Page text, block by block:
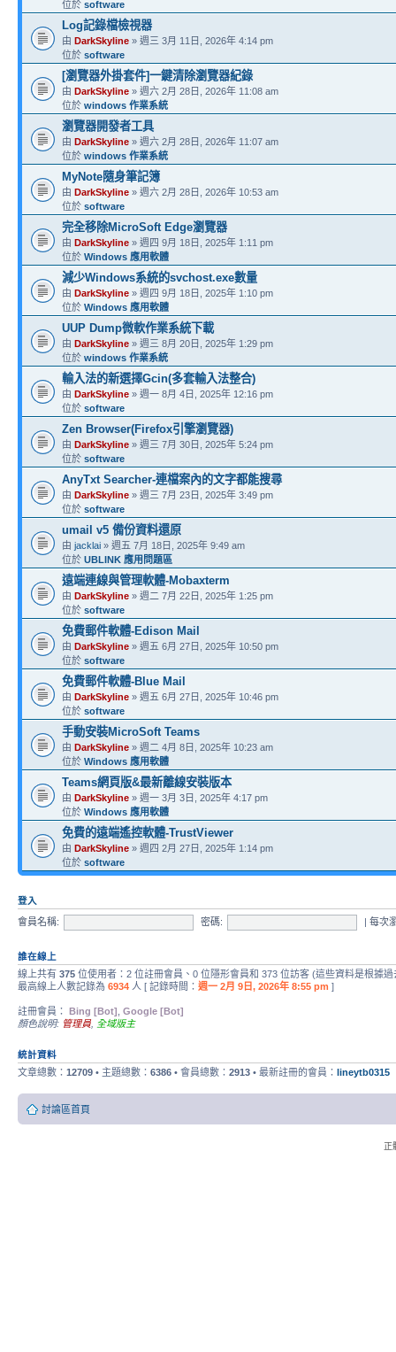
位於 software
Log記錄檔檢視器
由 DarkSkyline » 週三 3月 11日, 2026年 4:14 pm
位於 software
[瀏覽器外掛套件]一鍵清除瀏覽器紀錄
由 DarkSkyline » 週六 2月 28日, 2026年 11:08 am
位於 windows 作業系統
瀏覽器開發者工具
由 DarkSkyline » 週六 2月 28日, 2026年 11:07 am
位於 windows 作業系統
MyNote隨身筆記簿
由 DarkSkyline » 週六 2月 28日, 2026年 10:53 am
位於 software
完全移除MicroSoft Edge瀏覽器
由 DarkSkyline » 週四 9月 18日, 2025年 1:11 pm
位於 Windows 應用軟體
減少Windows系統的svchost.exe數量
由 DarkSkyline » 週四 9月 18日, 2025年 1:10 pm
位於 Windows 應用軟體
UUP Dump微軟作業系統下載
由 DarkSkyline » 週三 8月 20日, 2025年 1:29 pm
位於 windows 作業系統
輸入法的新選擇Gcin(多套輸入法整合)
由 DarkSkyline » 週一 8月 4日, 2025年 12:16 pm
位於 software
Zen Browser(Firefox引擎瀏覽器)
由 DarkSkyline » 週三 7月 30日, 2025年 5:24 pm
位於 software
AnyTxt Searcher-連檔案內的文字都能搜尋
由 DarkSkyline » 週三 7月 23日, 2025年 3:49 pm
位於 software
umail v5 備份資料還原
由 jacklai » 週五 7月 18日, 2025年 9:49 am
位於 UBLINK 應用問題區
遠端連線與管理軟體-Mobaxterm
由 DarkSkyline » 週二 7月 22日, 2025年 1:25 pm
位於 software
免費郵件軟體-Edison Mail
由 DarkSkyline » 週五 6月 27日, 2025年 10:50 pm
位於 software
免費郵件軟體-Blue Mail
由 DarkSkyline » 週五 6月 27日, 2025年 10:46 pm
位於 software
手動安裝MicroSoft Teams
由 DarkSkyline » 週二 4月 8日, 2025年 10:23 am
位於 Windows 應用軟體
Teams網頁版&最新離線安裝版本
由 DarkSkyline » 週一 3月 3日, 2025年 4:17 pm
位於 Windows 應用軟體
免費的遠端遙控軟體-TrustViewer
由 DarkSkyline » 週四 2月 27日, 2025年 1:14 pm
位於 software
登入
會員名稱:
密碼: | 每次
誰在線上
線上共有 375 位使用者：2 位註冊會員、0 位隱形會員和 373 位訪客 (這些資料是根據
最高線上人數記錄為 6934 人 [ 記錄時間： 週一 2月 9日, 2026年 8:55 pm ]
註冊會員： Bing [Bot] Google [Bot]
顏色說明: 管理員 全域版主
統計資料
文章總數： 12709 • 主題總數： 6386 • 會員總數： 2913 • 最新註冊的會員： lineytb0315
討論區首頁
正